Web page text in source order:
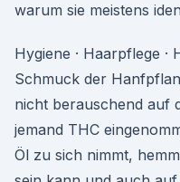
warum sie meistens
Hygiene · Haarpflege ·
Schmuck der
nicht berauschend auf
jemand THC
Öl zu sich nimmt,